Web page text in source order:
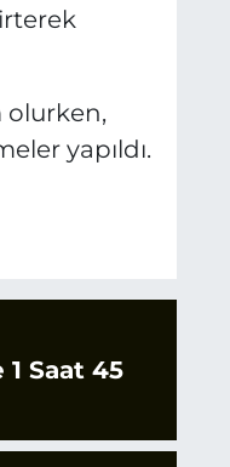
olurken,
yapıldı.
Saat 45